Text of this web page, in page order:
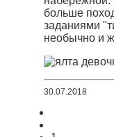
больше
заданиями
необычно и
30.07.2018